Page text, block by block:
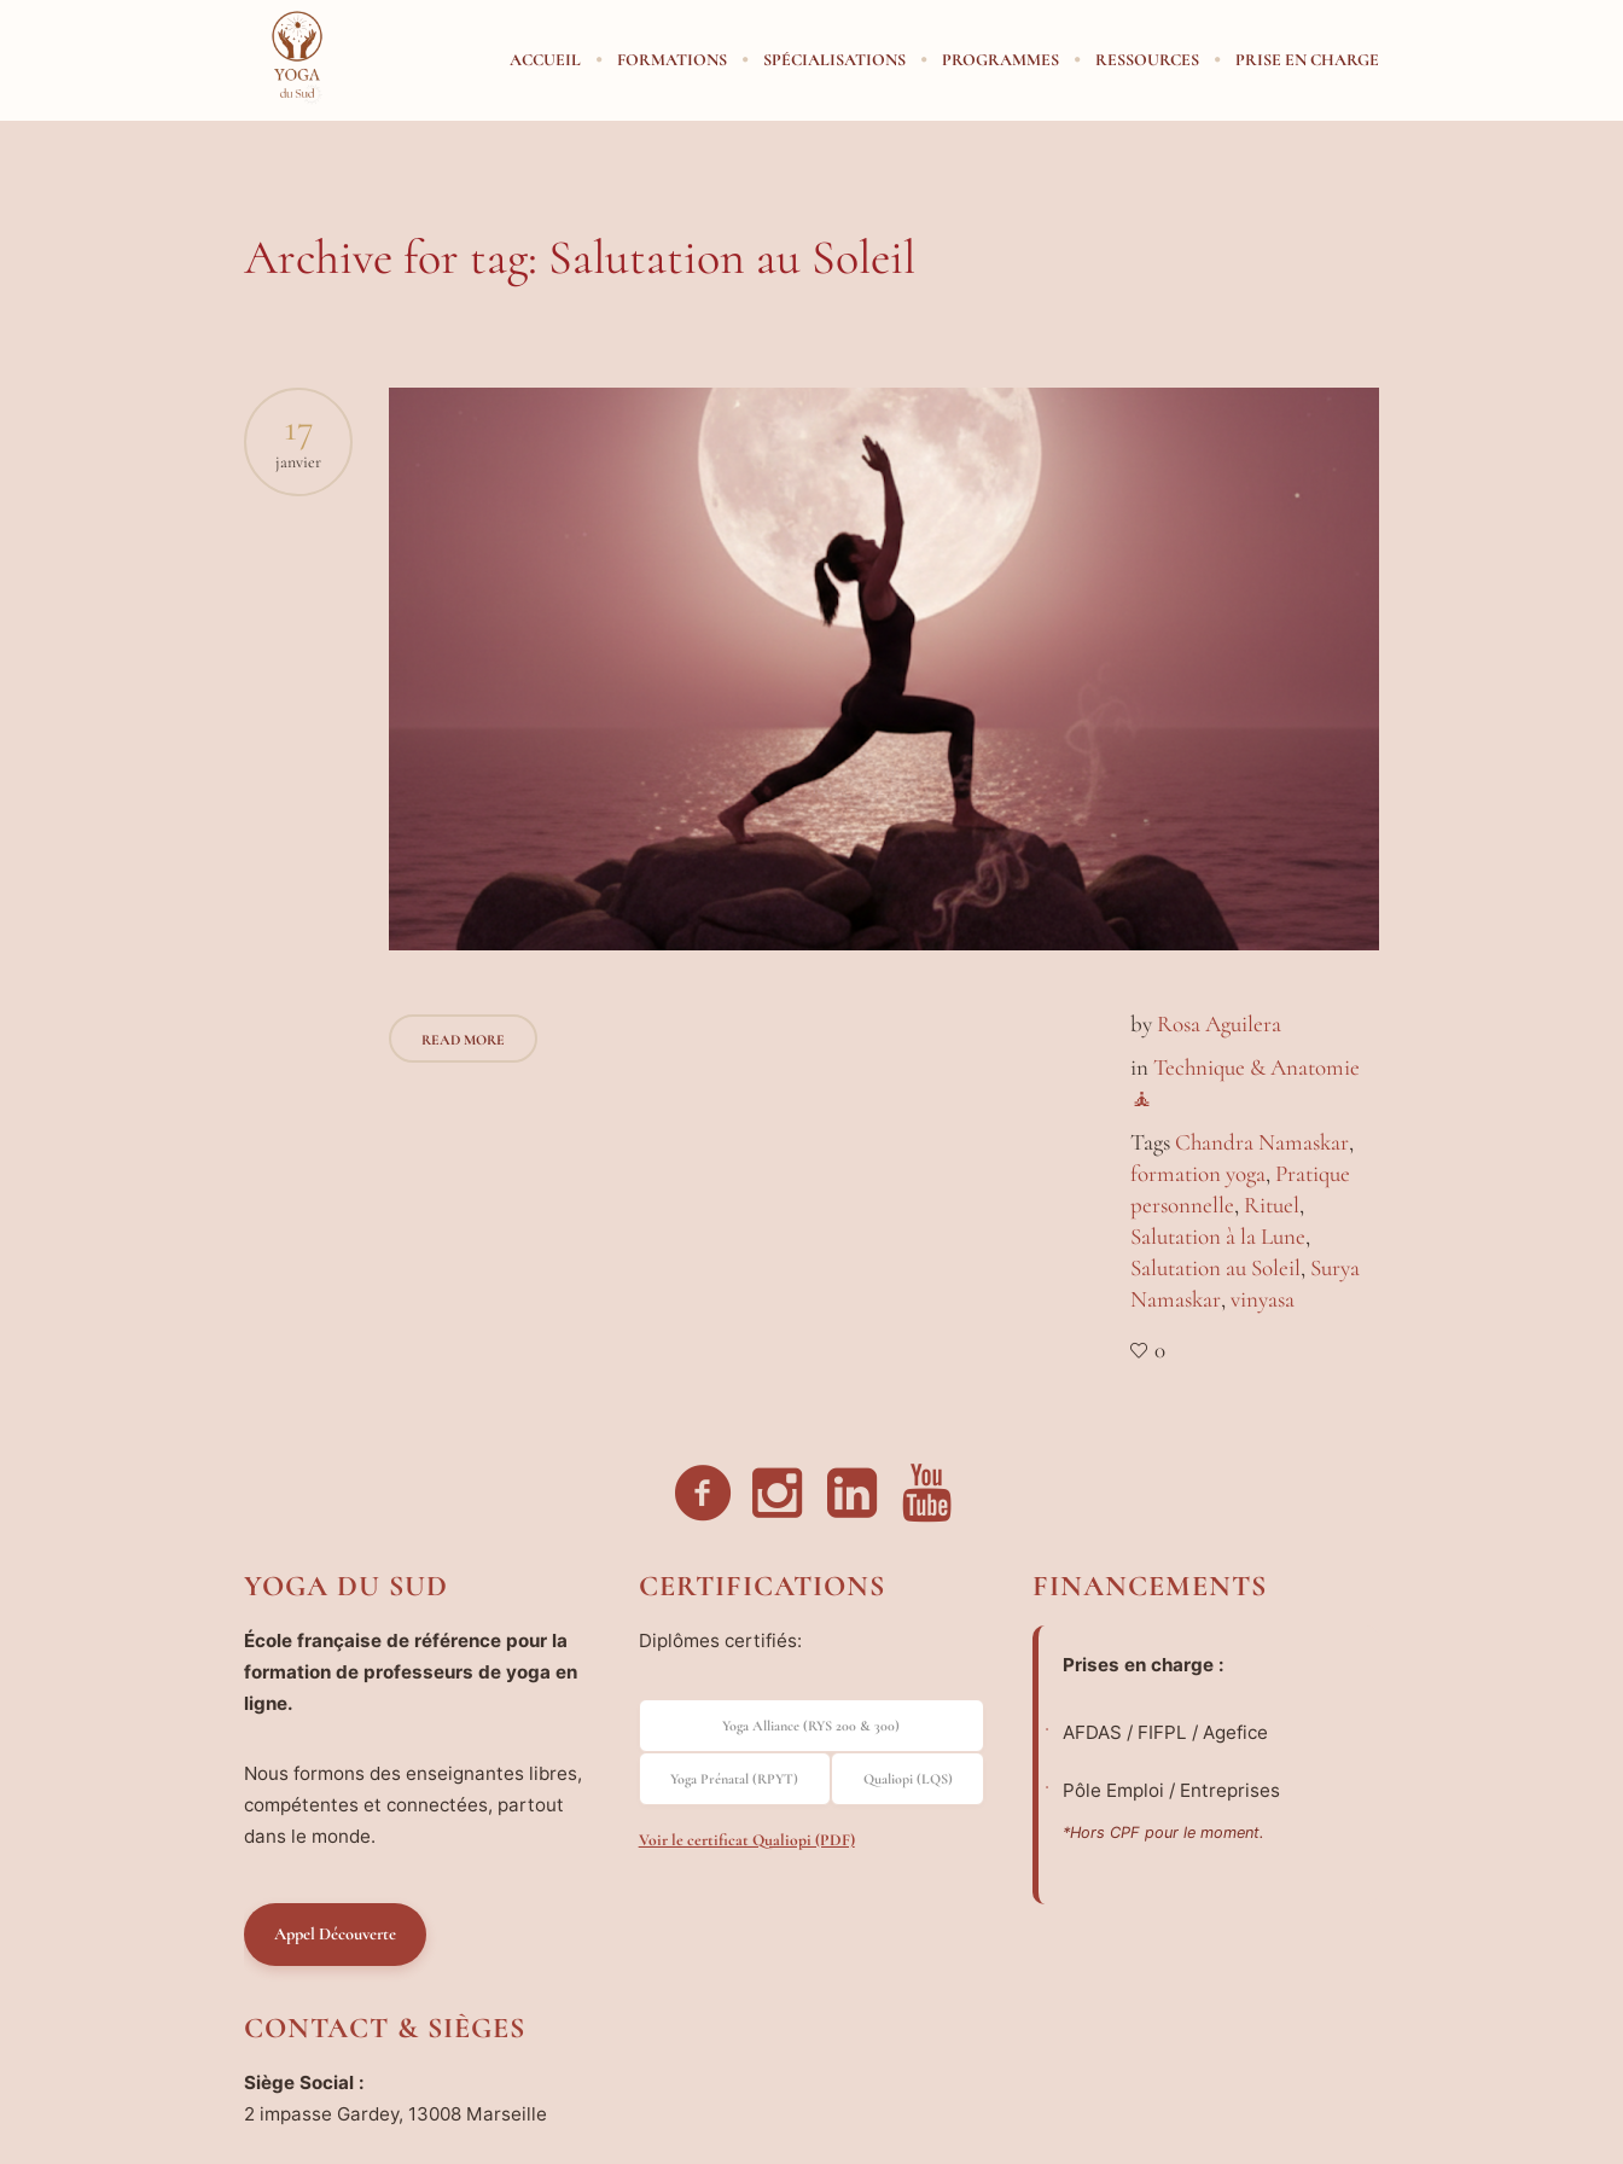
ACCUEIL FORMATIONS SPÉCIALISATIONS PROGRAMMES RESSOURCES PRISE EN CHARGE
Archive for tag: Salutation au Soleil
17
janvier
READ MORE
by Rosa Aguilera
in Technique & Anatomie
🧘
Tags Chandra Namaskar,
formation yoga, Pratique
personnelle, Rituel,
Salutation à la Lune,
Salutation au Soleil, Surya
Namaskar, vinyasa
0
YOGA DU SUD
École française de référence pour la
formation de professeurs de yoga en
ligne.
Nous formons des enseignantes libres,
compétentes et connectées, partout
dans le monde.
Appel Découverte
CERTIFICATIONS
Diplômes certifiés:
Yoga Alliance (RYS 200 & 300)
Yoga Prénatal (RPYT) Qualiopi (LQS)
Voir le certificat Qualiopi (PDF)
FINANCEMENTS
Prises en charge :
AFDAS / FIFPL / Agefice
Pôle Emploi / Entreprises
*Hors CPF pour le moment.
CONTACT & SIÈGES
Siège Social :
2 impasse Gardey, 13008 Marseille